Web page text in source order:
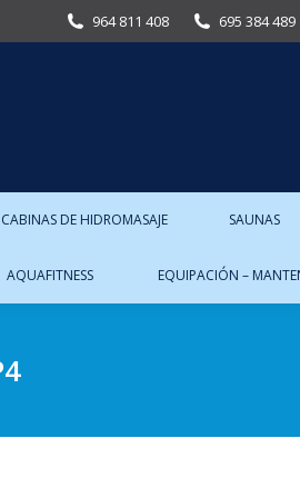
964 811 408 695 384 489
CABINAS DE HIDROMASAJE SAUNAS
AQUAFITNESS EQUIPACIÓN –